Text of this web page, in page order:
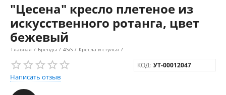
"Цесена" кресло плетеное из
искусственного ротанга, цвет
бежевый
Главная / Бренды / 4SiS / Кресла и стулья /
Написать отзыв
КОД: УТ-00012047